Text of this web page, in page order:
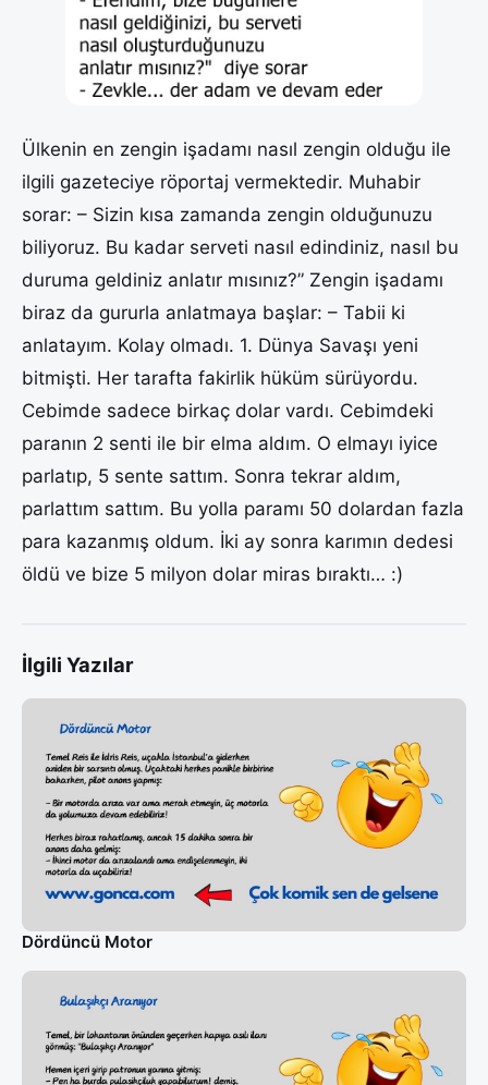
Ülkenin en zengin işadamı nasıl zengin olduğu ile
ilgili gazeteciye röportaj vermektedir. Muhabir
sorar: – Sizin kısa zamanda zengin olduğunuzu
biliyoruz. Bu kadar serveti nasıl edindiniz, nasıl bu
duruma geldiniz anlatır mısınız?” Zengin işadamı
biraz da gururla anlatmaya başlar: – Tabii ki
anlatayım. Kolay olmadı. 1. Dünya Savaşı yeni
bitmişti. Her tarafta fakirlik hüküm sürüyordu.
Cebimde sadece birkaç dolar vardı. Cebimdeki
paranın 2 senti ile bir elma aldım. O elmayı iyice
parlatıp, 5 sente sattım. Sonra tekrar aldım,
parlattım sattım. Bu yolla paramı 50 dolardan fazla
para kazanmış oldum. İki ay sonra karımın dedesi
öldü ve bize 5 milyon dolar miras bıraktı… :)
İlgili Yazılar
Dördüncü Motor